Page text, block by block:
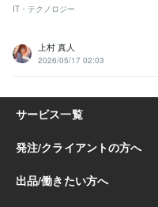
IT・テクノロジー
上村 真人
2026/05/17 02:03